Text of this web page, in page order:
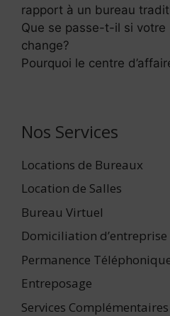
rapport à un bureau
Que se passe-t-il si votre
change?
Pourquoi le centre
Nos Services
Locations de Bureaux
Location de Salles
Bureau Virtuel
Domiciliation d’entreprise
Permanence
Entreposage
Services Complémentaires